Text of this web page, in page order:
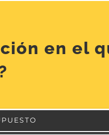
en el